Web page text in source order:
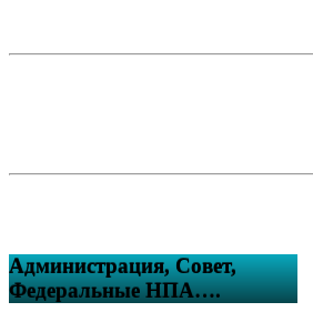
Администрация, Совет,
Федеральные НПА….